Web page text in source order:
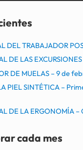
DEL TRABAJADOR
DE LAS
DE MUELAS – 9 de
PIEL SINTÉTICA –
DE LA ERGONOMÍA
cada mes